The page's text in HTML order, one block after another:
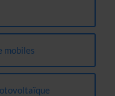
mobiles